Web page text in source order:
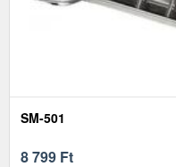
SM-501
8 799 Ft